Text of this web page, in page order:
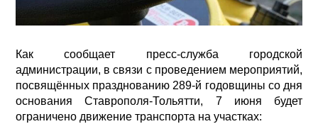
Как сообщает пресс-служба городской
администрации, в связи с проведением мероприятий,
посвящённых празднованию 289-й годовщины со дня
основания Ставрополя-Тольятти, 7 июня будет
ограничено движение транспорта на участках: